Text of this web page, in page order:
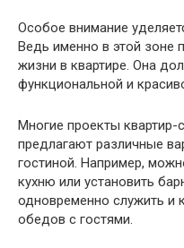
Особое внимание
Ведь именно в этой зоне
жизни в квартире. Она
функциональной и
Многие проекты
предлагают различные
гостиной. Например,
кухню или установить
одновременно служить и
обедов с гостями.